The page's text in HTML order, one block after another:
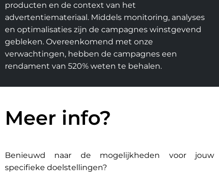
producten en de context van het
advertentiemateriaal. Middels monitoring, analyses
en optimalisaties zijn de campagnes winstgevend
gebleken. Overeenkomend met onze
verwachtingen, hebben de campagnes een
rendament van 520% weten te behalen.
Meer info?
Benieuwd naar de mogelijkheden voor jouw
specifieke doelstellingen?